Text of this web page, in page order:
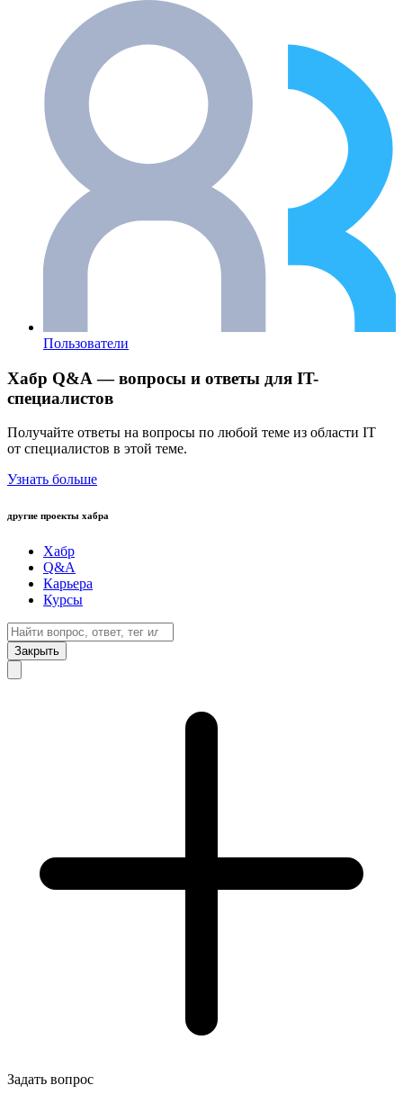
Пользователи
Хабр Q&A — вопросы и ответы для IT-
специалистов
Получайте ответы на вопросы по любой теме из области IT
от специалистов в этой теме.
Узнать больше
другие проекты хабра
Хабр
Q&A
Карьера
Курсы
Закрыть
Задать вопрос